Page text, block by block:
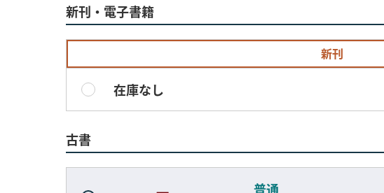
新刊・電子書籍
新刊
在庫なし
古書
普通